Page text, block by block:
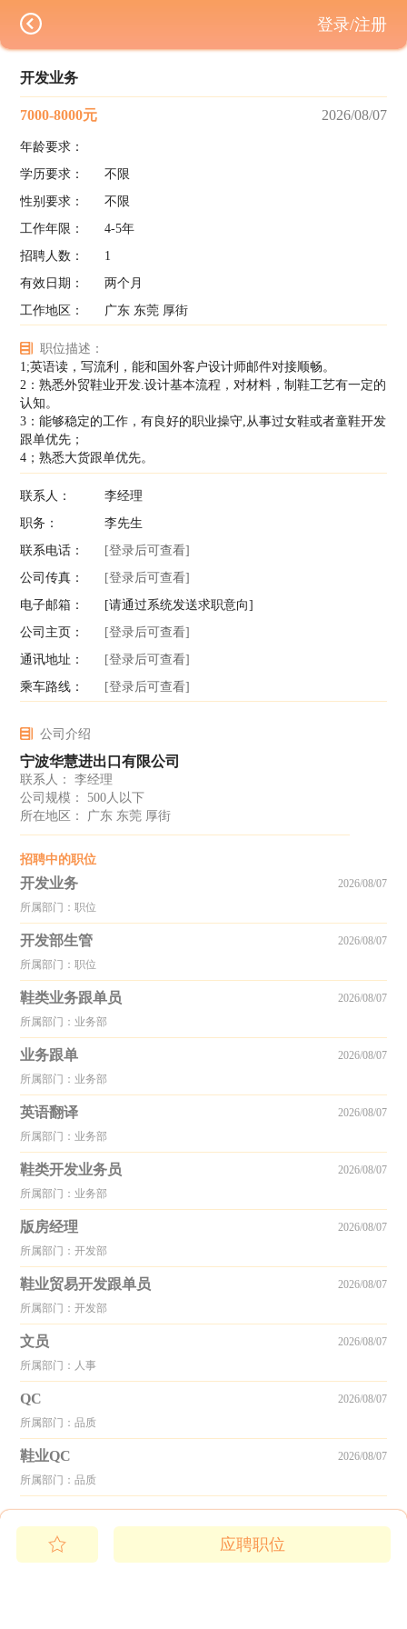
开发业务
7000-8000元 2026/08/07
年龄要求：
学历要求：
不限
性别要求：
不限
工作年限：
4-5年
招聘人数：
1
有效日期：
两个月
工作地区：
广东 东莞 厚街
职位描述：
1;英语读，写流利，能和国外客户设计师邮件对接顺畅。
2：熟悉外贸鞋业开发.设计基本流程，对材料，制鞋工艺有一定的
认知。
3：能够稳定的工作，有良好的职业操守,从事过女鞋或者童鞋开发
跟单优先；
4；熟悉大货跟单优先。
联系人：
李经理
职务：
李先生
联系电话：
[登录后可查看]
公司传真：
[登录后可查看]
电子邮箱：
[请通过系统发送求职意向]
公司主页：
[登录后可查看]
通讯地址：
[登录后可查看]
乘车路线：
[登录后可查看]
公司介绍
宁波华慧进出口有限公司
联系人： 李经理
公司规模： 500人以下
所在地区： 广东 东莞 厚街
招聘中的职位
开发业务
所属部门：职位
2026/08/07
开发部生管
所属部门：职位
2026/08/07
鞋类业务跟单员
所属部门：业务部
2026/08/07
业务跟单
所属部门：业务部
2026/08/07
英语翻译
所属部门：业务部
2026/08/07
鞋类开发业务员
所属部门：业务部
2026/08/07
版房经理
所属部门：开发部
2026/08/07
鞋业贸易开发跟单员
所属部门：开发部
2026/08/07
文员
所属部门：人事
2026/08/07
QC
所属部门：品质
2026/08/07
鞋业QC
所属部门：品质
2026/08/07
应聘职位
登录/注册